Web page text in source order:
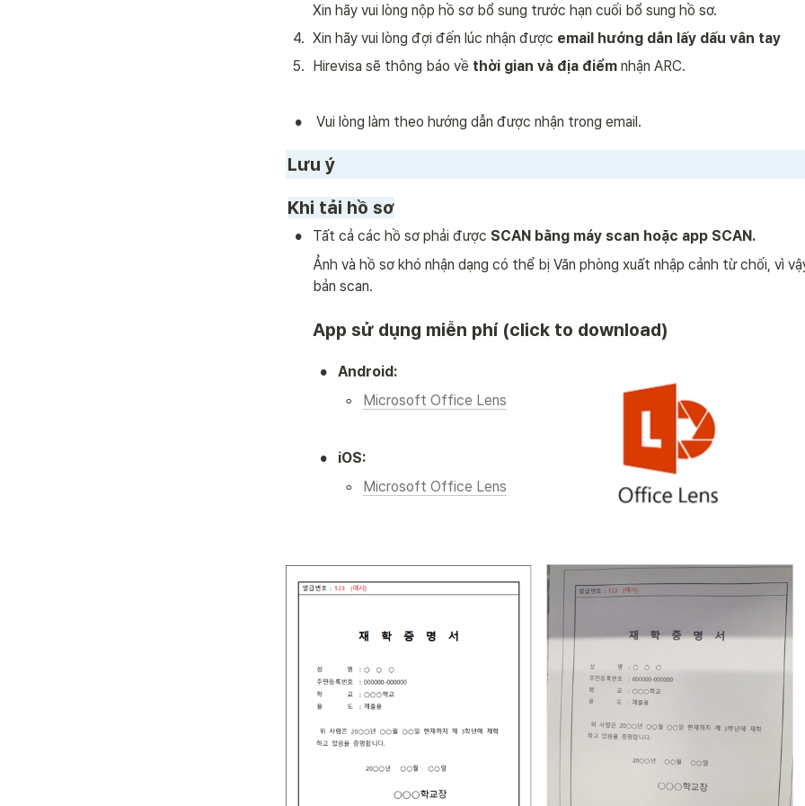
Xin hãy vui lòng nộp hồ sơ bổ sung trước hạn cuối bổ sung hồ sơ.
4. Xin hãy vui lòng đợi đến lúc nhận được email hướng dẫn lấy dấu vân tay
5. Hirevisa sẽ thông báo về thời gian và địa điểm nhận ARC.
• Vui lòng làm theo hướng dẫn được nhận trong email.
Lưu ý
Khi tải hồ sơ
• Tất cả các hồ sơ phải được SCAN bằng máy scan hoặc app SCAN.
Ảnh và hồ sơ khó nhận dạng có thể bị Văn phòng xuất nhập cảnh từ chối, vì
bản scan.
App sử dụng miễn phí (click to download)
• Android:
◦ Microsoft Office Lens
• iOS:
◦ Microsoft Office Lens